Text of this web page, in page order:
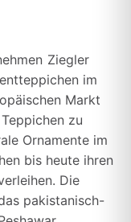
Ziegler
im
Markt
zu
Ornamente im
bis heute ihren
Die
pakistanisch-